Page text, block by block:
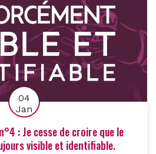
04
Jan
: Je cesse de croire que le
visible et identifiable.